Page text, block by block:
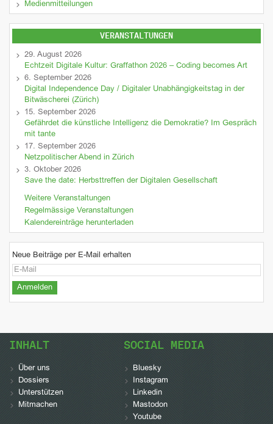
Medienmitteilungen
VERANSTALTUNGEN
29. August 2026
Echtzeit Digitale Kultur: Graffathon 2026 – Coding becomes Art
6. September 2026
Digital Independence Day / Digitaler Unabhängigkeitstag in der
Bitwäscherei (Zürich)
15. September 2026
Gefährdet die künstliche Intelligenz die Demokratie? Im Gespräch
mit tante
17. September 2026
Netzpolitischer Abend in Zürich
3. Oktober 2026
Save the date: Herbsttreffen der Digitalen Gesellschaft
Weitere Veranstaltungen
Regelmässige Veranstaltungen
Kalendereinträge herunterladen
Neue Beiträge per E-Mail erhalten
INHALT
Über uns
Dossiers
Unterstützen
Mitmachen
SOCIAL MEDIA
Bluesky
Instagram
Linkedin
Mastodon
Youtube